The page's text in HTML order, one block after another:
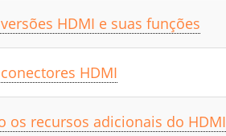
HDMI e suas funções
HDMI
os recursos adicionais do HDMI